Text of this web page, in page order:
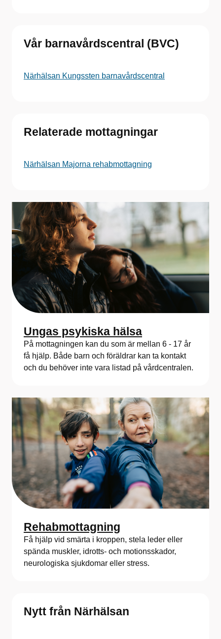
Vår barnavårdscentral (BVC)
Närhälsan Kungssten barnavårdscentral
Relaterade mottagningar
Närhälsan Majorna rehabmottagning
Ungas psykiska hälsa
På mottagningen kan du som är mellan 6 - 17 år
få hjälp. Både barn och föräldrar kan ta kontakt
och du behöver inte vara listad på vårdcentralen.
Rehabmottagning
Få hjälp vid smärta i kroppen, stela leder eller
spända muskler, idrotts- och motionsskador,
neurologiska sjukdomar eller stress.
Nytt från Närhälsan